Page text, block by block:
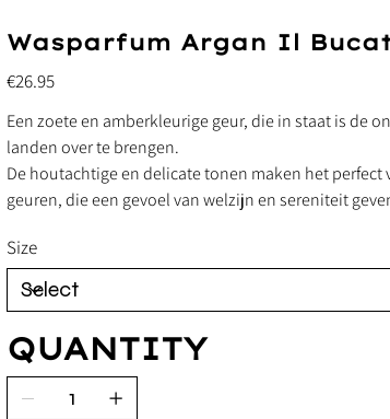
Wasparfum Argan Il
Price
€26.95
Een zoete en amberkleurige geur, die in staat is de
landen over te brengen.
De houtachtige en delicate tonen maken het
geuren, die een gevoel van welzijn en sereniteit
Size
QUANTITY